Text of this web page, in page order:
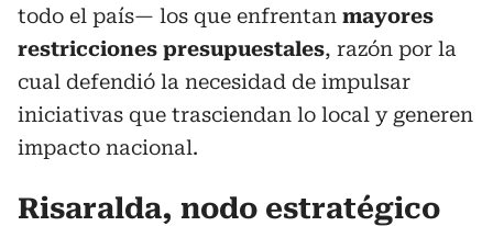
todo el país— los que enfrentan mayores
restricciones presupuestales, razón por la
cual defendió la necesidad de impulsar
iniciativas que trasciendan lo local y generen
impacto nacional.
Risaralda, nodo estratégico